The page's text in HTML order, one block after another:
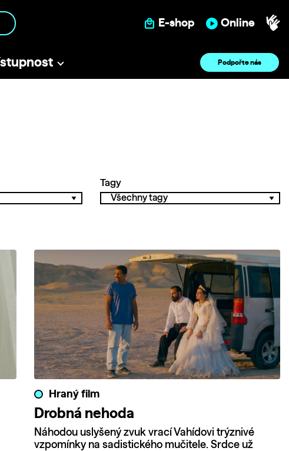
E-shop Online
Podpořte nás
Tagy
Hraný film
Drobná nehoda
Náhodou uslyšený zvuk vrací Vahídovi trýznivé
vzpomínky na sadistického mučitele. Srdce už